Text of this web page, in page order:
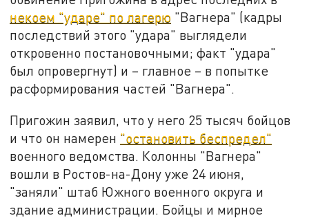
некоем "ударе" по лагерю "Вагнера" (кадры
последствий этого "удара" выглядели
откровенно постановочными; факт "удара"
был опровергнут) и – главное – в попытке
расформирования частей "Вагнера".
Пригожин заявил, что у него 25 тысяч бойцов
и что он намерен "остановить беспредел"
военного ведомства. Колонны "Вагнера"
вошли в Ростов-на-Дону уже 24 июня,
"заняли" штаб Южного военного округа и
здание администрации. Бойцы и мирное